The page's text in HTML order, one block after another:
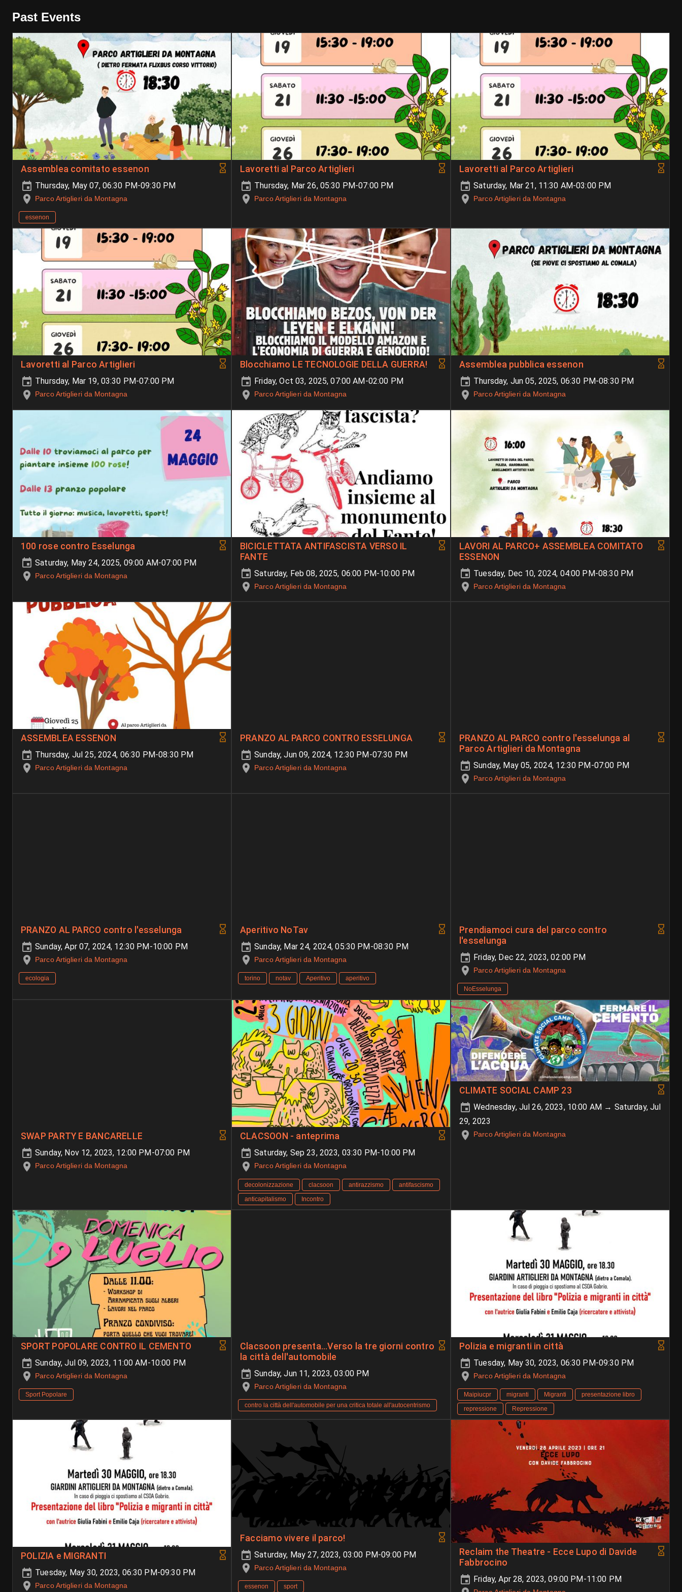
Past Events
Assemblea comitato essenon
Thursday, May 07, 06:30 PM-09:30 PM
Parco Artiglieri da Montagna
essenon
Lavoretti al Parco Artiglieri
Thursday, Mar 26, 05:30 PM-07:00 PM
Parco Artiglieri da Montagna
Lavoretti al Parco Artiglieri
Saturday, Mar 21, 11:30 AM-03:00 PM
Parco Artiglieri da Montagna
Lavoretti al Parco Artiglieri
Thursday, Mar 19, 03:30 PM-07:00 PM
Parco Artiglieri da Montagna
Blocchiamo LE TECNOLOGIE DELLA GUERRA!
Friday, Oct 03, 2025, 07:00 AM-02:00 PM
Parco Artiglieri da Montagna
Assemblea pubblica essenon
Thursday, Jun 05, 2025, 06:30 PM-08:30 PM
Parco Artiglieri da Montagna
100 rose contro Esselunga
Saturday, May 24, 2025, 09:00 AM-07:00 PM
Parco Artiglieri da Montagna
BICICLETTATA ANTIFASCISTA VERSO IL
FANTE
Saturday, Feb 08, 2025, 06:00 PM-10:00 PM
Parco Artiglieri da Montagna
LAVORI AL PARCO+ ASSEMBLEA COMITATO
ESSENON
Tuesday, Dec 10, 2024, 04:00 PM-08:30 PM
Parco Artiglieri da Montagna
ASSEMBLEA ESSENON
Thursday, Jul 25, 2024, 06:30 PM-08:30 PM
Parco Artiglieri da Montagna
PRANZO AL PARCO CONTRO ESSELUNGA
Sunday, Jun 09, 2024, 12:30 PM-07:30 PM
Parco Artiglieri da Montagna
PRANZO AL PARCO contro l'esselunga al
Parco Artiglieri da Montagna
Sunday, May 05, 2024, 12:30 PM-07:00 PM
Parco Artiglieri da Montagna
PRANZO AL PARCO contro l'esselunga
Sunday, Apr 07, 2024, 12:30 PM-10:00 PM
Parco Artiglieri da Montagna
ecologia
Aperitivo NoTav
Sunday, Mar 24, 2024, 05:30 PM-08:30 PM
Parco Artiglieri da Montagna
torino notav Aperitivo aperitivo
Prendiamoci cura del parco contro
l'esselunga
Friday, Dec 22, 2023, 02:00 PM
Parco Artiglieri da Montagna
NoEsselunga
SWAP PARTY E BANCARELLE
Sunday, Nov 12, 2023, 12:00 PM-07:00 PM
Parco Artiglieri da Montagna
CLACSOON - anteprima
Saturday, Sep 23, 2023, 03:30 PM-10:00 PM
Parco Artiglieri da Montagna
decolonizzazione clacsoon antirazzismo
antifascismo
anticapitalismo
Incontro
CLIMATE SOCIAL CAMP 23
Wednesday, Jul 26, 2023, 10:00 AM → Saturday, Jul
29, 2023
Parco Artiglieri da Montagna
SPORT POPOLARE CONTRO IL CEMENTO
Sunday, Jul 09, 2023, 11:00 AM-10:00 PM
Parco Artiglieri da Montagna
Sport Popolare
Clacsoon presenta...Verso la tre giorni contro
la città dell'automobile
Sunday, Jun 11, 2023, 03:00 PM
Parco Artiglieri da Montagna
contro la città dell'automobile per una critica totale all'autocentrismo
Polizia e migranti in città
Tuesday, May 30, 2023, 06:30 PM-09:30 PM
Parco Artiglieri da Montagna
Maipiucpr migranti Migranti
presentazione libro
repressione
Repressione
POLIZIA e MIGRANTI
Tuesday, May 30, 2023, 06:30 PM-09:30 PM
Parco Artiglieri da Montagna
Facciamo vivere il parco!
Saturday, May 27, 2023, 03:00 PM-09:00 PM
Parco Artiglieri da Montagna
essenon sport
Reclaim the Theatre - Ecce Lupo di Davide
Fabbrocino
Friday, Apr 28, 2023, 09:00 PM-11:00 PM